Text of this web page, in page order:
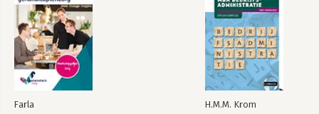
Farla H.M.M. Krom